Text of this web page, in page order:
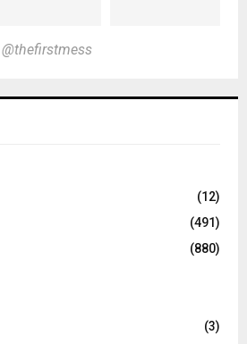
@thefirstmess
(12)
(491)
(880)
(3)